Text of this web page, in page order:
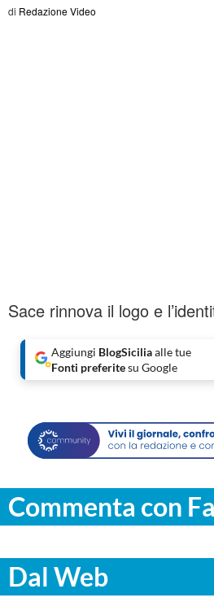
di Redazione Video
Sace rinnova il logo e
Aggiungi BlogSiciliaalle tue
Fonti preferitesu Google
Commenta con
Dal Web